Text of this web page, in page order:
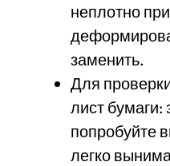
неплотно
заменить.
Для
лист бумаги:
попробуйте
легко